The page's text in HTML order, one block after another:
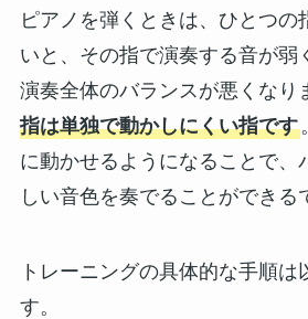
ピアノを弾くときは、ひとつの
いと、その指で演奏する音が弱
演奏全体のバランスが悪くなり
指は単独で動かしにくい指です
に動かせるようになることで、
しい音色を奏でることができる
トレーニングの具体的な手順は
す。